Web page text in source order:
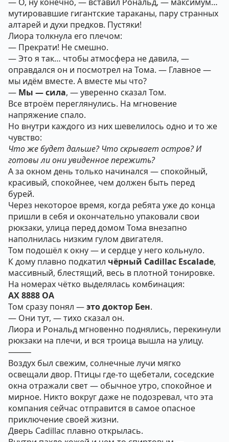
мутировавшие гигантские тараканы, пару странных
алтарей и духи предков. Пустяки!
Лиора толкнула его плечом:
— Прекрати! Не смешно.
— Это я так… чтобы атмосфера не давила, —
оправдался он и посмотрел на Тома. — Главное —
мы идём вместе. А вместе мы что?
— Мы — сила, — уверенно сказал Том.
Все втроём переглянулись. На мгновение
напряжение спало.
Но внутри каждого из них шевелилось одно и то же
чувство:
Что же будет дальше? Что скрывает остров? И
готовы ли они увиденное пережить?
А за окном день только начинался — спокойный,
красивый, спокойнее, чем должен быть перед
бурей.
Через некоторое время, когда ребята уже до конца
пришли в себя и окончательно упаковали свои
рюкзаки, улица перед домом Тома внезапно
наполнилась низким гулом двигателя.
Том подошёл к окну — и сердце у него кольнуло.
К дому плавно подкатил чёрный Cadillac Escalade,
массивный, блестящий, весь в плотной тонировке.
На номерах чётко выделялась комбинация:
AX 8888 OA
Том сразу понял —это доктор Бен.
— Они тут, — тихо сказал он.
Лиора и Рональд мгновенно поднялись, перекинули
рюкзаки на плечи, и вся троица вышла на улицу.
⸻
Воздух был свежим, солнечные лучи мягко
освещали двор. Птицы где-то щебетали, соседские
окна отражали свет — обычное утро, спокойное и
мирное. Никто вокруг даже не подозревал, что эта
компания сейчас отправится в самое опасное
приключение своей жизни.
Дверь Cadillac плавно открылась.